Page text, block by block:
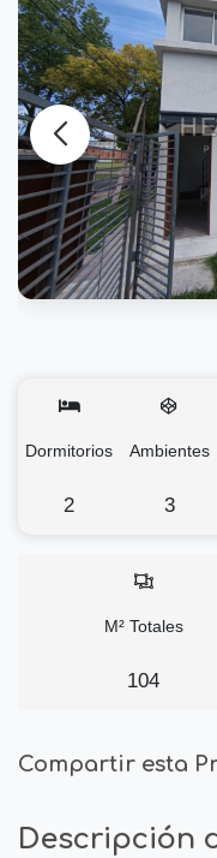
Dormitorios
2
Ambientes
3
M² Totales
104
Compartir esta
Descripción